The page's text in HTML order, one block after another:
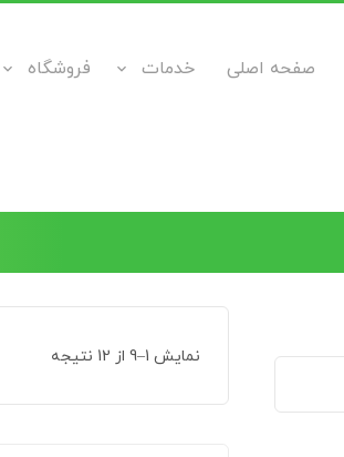
صفحه اصلی خدمات فروشگاه
نمایش 1–9 از 12 نتیجه